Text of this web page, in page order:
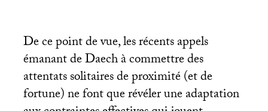
De ce point de vue, les récents appels
émanant de Daech à commettre des
attentats solitaires de proximité (et de
fortune) ne font que révéler une adaptation